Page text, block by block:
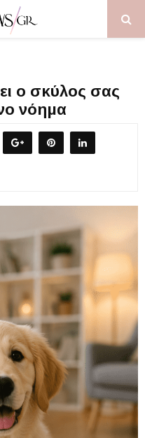
ο σκύλος σας
νόημα